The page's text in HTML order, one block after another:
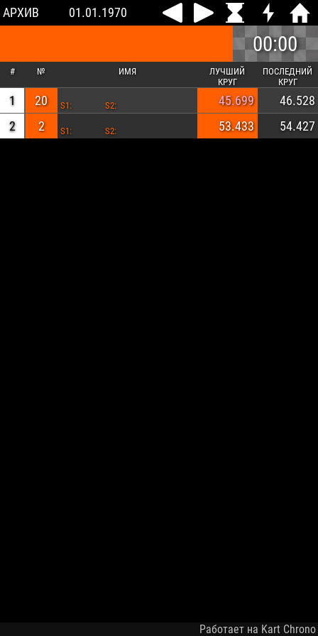
АРХИВ 01.01.1970
00:00
# № ИМЯ
ЛУЧШИЙ
КРУГ
ПОСЛЕДНИЙ
КРУГ
1 20 S1: S2: 45.699
46.528
2
2 S1: S2: 53.433 54.427
Работает на Kart Chrono